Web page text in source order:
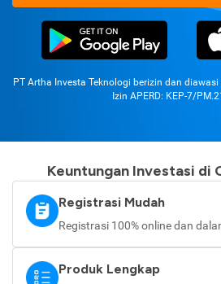
PT Artha Investa Teknologi berizin dan
Izin APERD: KEP-7/
Keuntungan Investasi di
Registrasi Mudah
Registrasi 100% online dan
Produk Lengkap